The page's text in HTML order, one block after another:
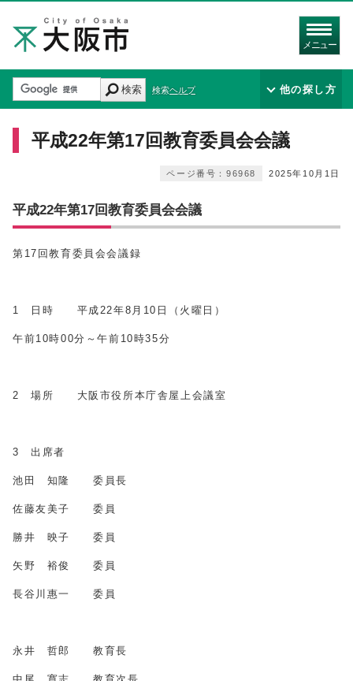
メニュー
検索 検索ヘルプ 他の探し方
平成22年第17回教育委員会会議
2025年10月1日
ページ番号：96968
平成22年第17回教育委員会会議
第17回教育委員会会議録
1 日時 平成22年8月10日（火曜日）
午前10時00分～午前10時35分
2 場所 大阪市役所本庁舎屋上会議室
3 出席者
池田 知隆 委員長
佐藤友美子 委員
勝井 映子 委員
矢野 裕俊 委員
長谷川惠一 委員
永井 哲郎 教育長